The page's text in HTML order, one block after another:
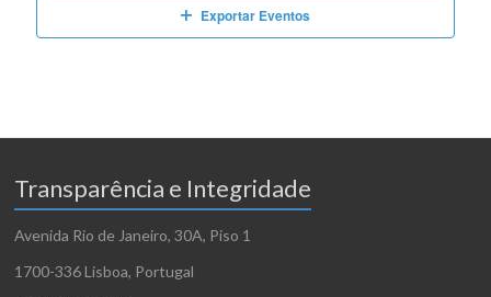
Exportar Eventos
Transparência e Integridade
Avenida Rio de Janeiro, 30A, Piso 1
1700-336 Lisboa, Portugal